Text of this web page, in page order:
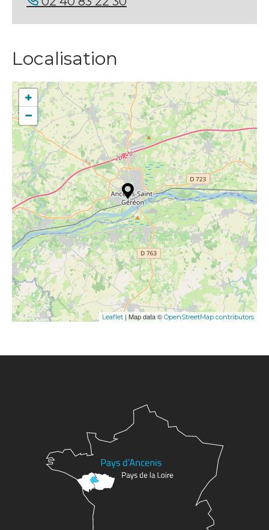
Localisation
+
−
Leaflet | Map data © OpenStreetMap contributors